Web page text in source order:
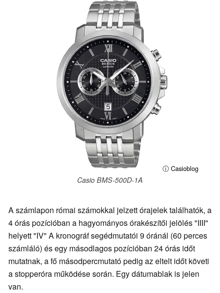
ⓘ Casioblog
Casio BMS-500D-1A
A számlapon római számokkal jelzett órajelek találhatók, a
4 órás pozícióban a hagyományos órakészítői jelölés "IIII"
helyett "IV" A kronográf segédmutatói 9 óránál (60 perces
számláló) és egy másodlagos pozícióban 24 órás időt
mutatnak, a fő másodpercmutató pedig az eltelt időt követi
a stopperóra működése során. Egy dátumablak is jelen
van.